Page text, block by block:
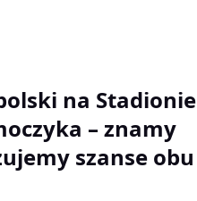
na Stadionie
– znamy
szanse obu